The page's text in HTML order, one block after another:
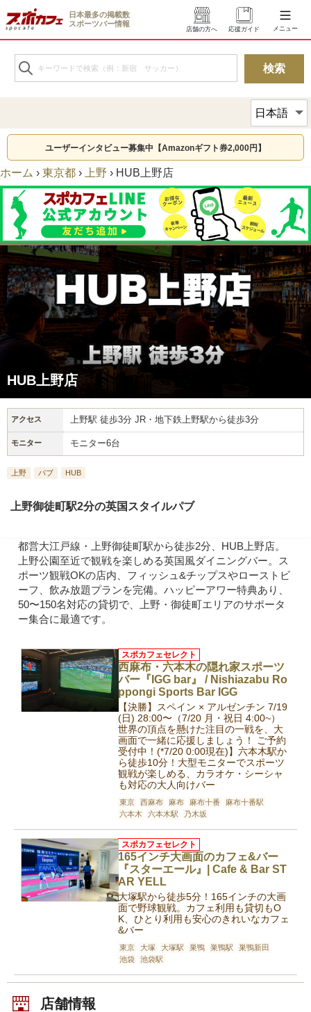
日本最多の掲載数
スポーツバー情報
店舗の方へ 応援ガイド メニュー
ユーザーインタビュー募集中【Amazonギフト券2,000円】
ホーム › 東京都 › 上野 › HUB上野店
HUB上野店
アクセス 上野駅 徒歩3分 JR・地下鉄上野駅から徒歩3分
モニター モニター6台
上野 パブ HUB
上野御徒町駅2分の英国スタイルパブ
都営大江戸線・上野御徒町駅から徒歩2分、HUB上野店。
上野公園至近で観戦を楽しめる英国風ダイニングバー。ス
ポーツ観戦OKの店内、フィッシュ&チップスやローストビ
ーフ、飲み放題プランを完備。ハッピーアワー特典あり、
50〜150名対応の貸切で、上野・御徒町エリアのサポータ
ー集合に最適です。
西麻布・六本木の隠れ家スポーツ
バー『IGG bar』 / Nishiazabu Ro
ppongi Sports Bar IGG
スポカフェセレクト
【決勝】スペイン × アルゼンチン 7/19
(日) 28:00〜（7/20 月・祝日 4:00~）
世界の頂点を懸けた注目の一戦を、大
画面で一緒に応援しましょう！ ご予約
受付中！(*7/20 0:00現在)】六本木駅か
ら徒歩10分！大型モニターでスポーツ
観戦が楽しめる、カラオケ・シーシャ
も対応の大人向けバー
東京 西麻布 麻布 麻布十番
麻布十番駅
六本木
六本木駅 乃木坂
165インチ大画面のカフェ&バー
『スターエール』| Cafe & Bar ST
AR YELL
スポカフェセレクト
大塚駅から徒歩5分！165インチの大画
面で野球観戦。カフェ利用も貸切もO
K、ひとり利用も安心のきれいなカフェ
&バー
東京 大塚 大塚駅 巣鴨 巣鴨駅
巣鴨新田
池袋
池袋駅
店舗情報